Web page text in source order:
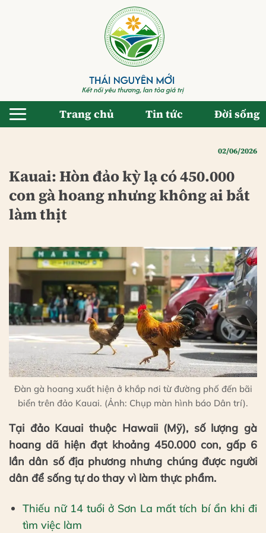
Trang chủ Tin tức Đời sống
02/06/2026
Kauai: Hòn đảo kỳ lạ có 450.000
con gà hoang nhưng không ai bắt
làm thịt
Đàn gà hoang xuất hiện ở khắp nơi từ đường phố đến bãi
biển trên đảo Kauai. (Ảnh: Chụp màn hình báo Dân trí).
Tại đảo Kauai thuộc Hawaii (Mỹ), số lượng gà
hoang dã hiện đạt khoảng 450.000 con, gấp 6
lần dân số địa phương nhưng chúng được người
dân để sống tự do thay vì làm thực phẩm.
Thiếu nữ 14 tuổi ở Sơn La mất tích bí ẩn khi đi
tìm việc làm